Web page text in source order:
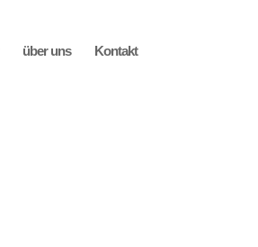
über uns Kontakt